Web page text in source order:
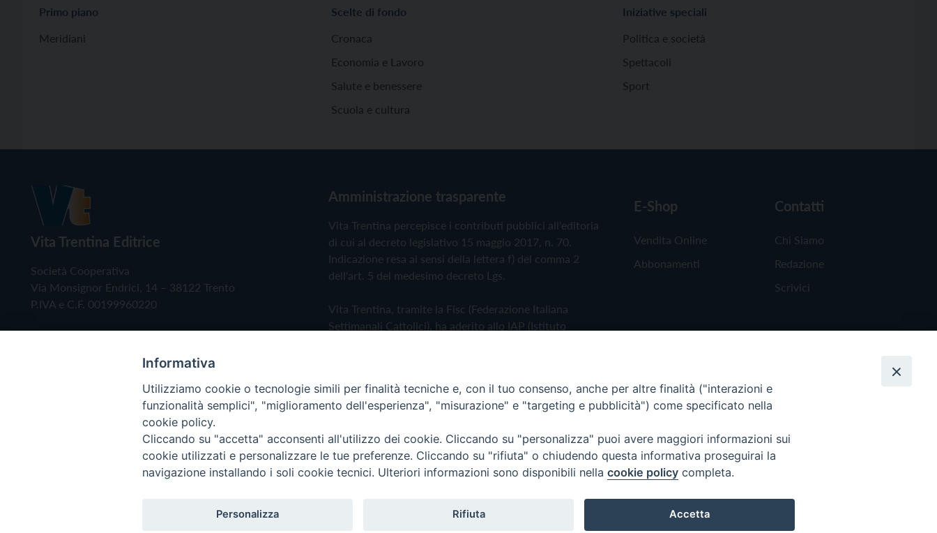
Primo piano
Meridiani
Scelte di fondo
Cronaca
Economia e Lavoro
Salute e benessere
Scuola e cultura
Iniziative speciali
Politica e società
Spettacoli
Sport
Vita Trentina Editrice
Società Cooperativa
Via Monsignor Endrici, 14 – 38122 Trento
P.IVA e C.F. 00199960220
Amministrazione trasparente
Vita Trentina percepisce i contributi pubblici all'editoria
di cui al decreto legislativo 15 maggio 2017, n. 70.
Indicazione resa ai sensi della lettera f) del comma 2
dell'art. 5 del medesimo decreto Lgs.
Vita Trentina, tramite la Fisc (Federazione Italiana
Settimanali Cattolici), ha aderito allo IAP (Istituto
Privacy Policy Cookie Policy
E-Shop
Vendita Online
Abbonamenti
Contatti
Chi Siamo
Redazione
Scrivici
Copyright © 2019 - Tutti i diritti riservati - Vita Trentina Editrice
Informativa
Utilizziamo cookie o tecnologie simili per finalità tecniche e, con il tuo consenso, anche per altre finalità ("interazioni e
funzionalità semplici", "miglioramento dell'esperienza", "misurazione" e "targeting e pubblicità") come specificato nella
cookie policy.
Cliccando su "accetta" acconsenti all'utilizzo dei cookie. Cliccando su "personalizza" puoi avere maggiori informazioni sui
cookie utilizzati e personalizzare le tue preferenze. Cliccando su "rifiuta" o chiudendo questa informativa proseguirai la
navigazione installando i soli cookie tecnici. Ulteriori informazioni sono disponibili nella cookie policy completa.
Personalizza Rifiuta Accetta